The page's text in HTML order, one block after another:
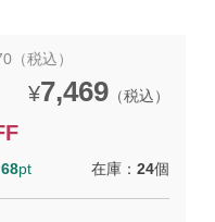
（税込）
¥7,469 （税込）
68pt 在庫：24個